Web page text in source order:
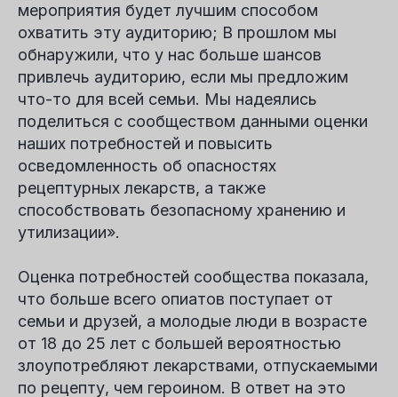
мероприятия будет лучшим способом
охватить эту аудиторию; В прошлом мы
обнаружили, что у нас больше шансов
привлечь аудиторию, если мы предложим
что-то для всей семьи. Мы надеялись
поделиться с сообществом данными оценки
наших потребностей и повысить
осведомленность об опасностях
рецептурных лекарств, а также
способствовать безопасному хранению и
утилизации».
Оценка потребностей сообщества показала,
что больше всего опиатов поступает от
семьи и друзей, а молодые люди в возрасте
от 18 до 25 лет с большей вероятностью
злоупотребляют лекарствами, отпускаемыми
по рецепту, чем героином. В ответ на это